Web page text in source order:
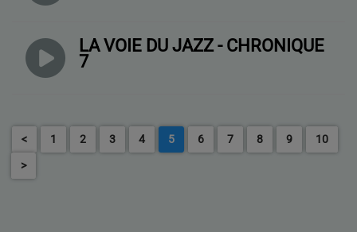
LA VOIE DU JAZZ - CHRONIQUE
7
< 1 2 3 4 5 6 7 8 9 10
>